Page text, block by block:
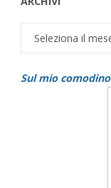
Sul mio comodino